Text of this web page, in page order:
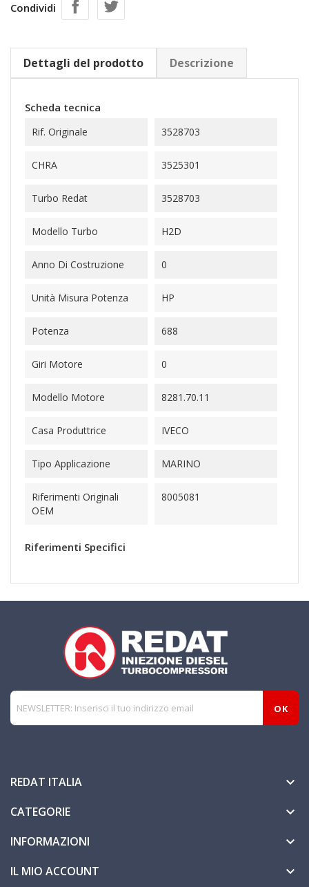
Condividi
Dettagli del prodotto Descrizione
Scheda tecnica
Rif. Originale 3528703
CHRA 3525301
Turbo Redat 3528703
Modello Turbo H2D
Anno Di Costruzione 0
Unità Misura Potenza HP
Potenza 688
Giri Motore 0
Modello Motore 8281.70.11
Casa Produttrice IVECO
Tipo Applicazione MARINO
Riferimenti Originali
OEM
8005081
Riferimenti Specifici
REDAT ITALIA 
CATEGORIE 
INFORMAZIONI 
IL MIO ACCOUNT 